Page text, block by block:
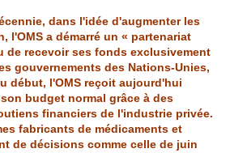
dans l'idée d'augmenter les
l'OMS a démarré un « partenariat
de recevoir ses fonds exclusivement
gouvernements des Nations-Unies,
début, l'OMS reçoit aujourd'hui
budget normal grâce à des
financiers de l'industrie privée.
fabricants de médicaments et
de décisions comme celle de juin